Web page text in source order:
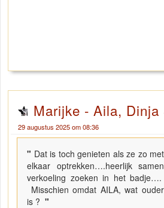
Marijke - Aila, Dinja
29 augustus 2025 om 08:36
" Dat is toch genieten als ze zo met
elkaar optrekken….heerlijk samen
verkoeling zoeken in het badje….
Misschien omdat AILA, wat ouder
is ? "